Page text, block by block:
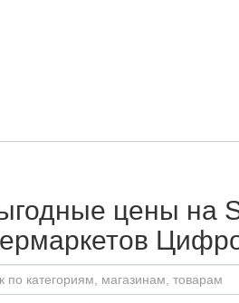
цены на